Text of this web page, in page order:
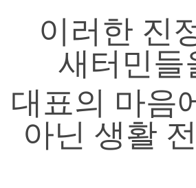
이러한 진
새터민들
대표의 마음
아닌 생활